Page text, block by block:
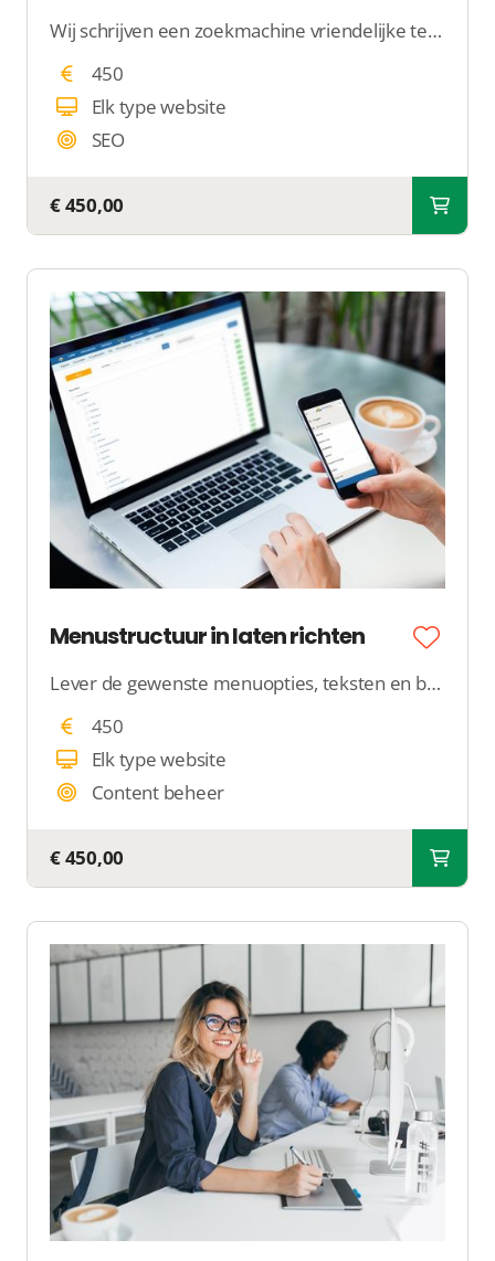
Wij schrijven een zoekmachine vriendelijke tekst en publiceren die op jouw website. We zorgen ervoor dat Google de inhoud begrijpt.
450
Elk type website
SEO
€ 450,00
Menustructuur in laten richten
Lever de gewenste menuopties, teksten en beeldmateriaal aan en een collega maakt 5 a 10 pagina’s aan en koppelt die aan jouw hoofdmenu.
450
Elk type website
Content beheer
€ 450,00